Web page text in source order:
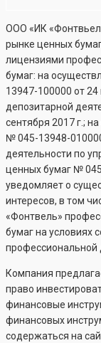
ООО «ИК
рынке ценных
лицензиями
бумаг: на
13947-100000 от 24
депозитарной
сентября 2017 г.;
№045-13948-
деятельности по
ценных бумаг №
уведомляет о
интересов, в том
«Фонтвель»
бумаг на условиях
профессиональной
Компания
право
финансовые
финансовых
содержаться на